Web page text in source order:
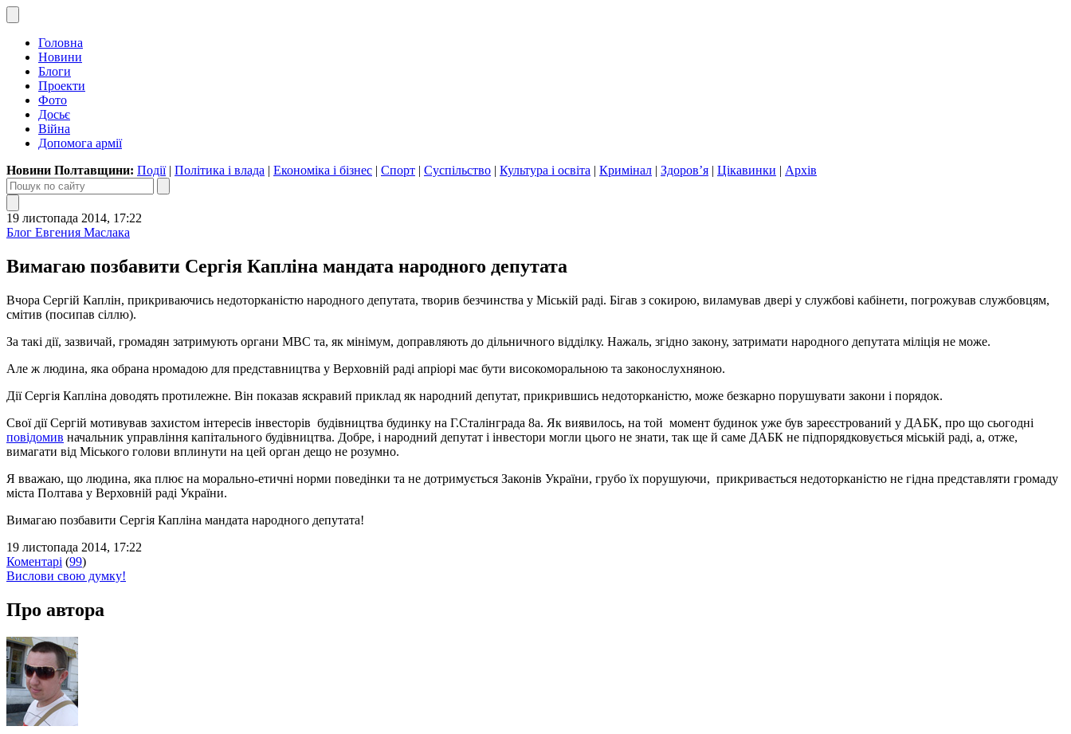
Головна
Новини
Блоги
Проекти
Фото
Досьє
Війна
Допомога армії
Новини Полтавщини: Події| Політика і влада | Економіка і бізнес | Спорт | Суспільство | Культура і освіта | Кримінал | Здоров’я | Цікавинки | Архів
19 листопада 2014, 17:22
Блог Евгения Маслака
Вимагаю позбавити Сергія Капліна мандата народного депутата
Вчора Сергій Каплін, прикриваючись недоторканістю народного депутата, творив безчинства у Міській раді. Бігав з сокирою, виламував двері у службові кабінети, погрожував службовцям,
смітив (посипав сіллю).
За такі дії, зазвичай, громадян затримують органи МВС та, як мінімум, доправляють до дільничного відділку. Нажаль, згідно закону, затримати народного депутата міліція не може.
Але ж людина, яка обрана нромадою для представництва у Верховній раді апріорі має бути високоморальною та законослухняною.
Дії Сергія Капліна доводять протилежне. Він показав яскравий приклад як народний депутат, прикрившись недоторканістю, може безкарно порушувати закони і порядок.
Свої дії Сергій мотивував захистом інтересів інвесторів будівництва будинку на Г.Сталінграда 8а. Як виявилось, на той момент будинок уже був зареєстрований у ДАБК, про що сьогодні
повідомив начальник управління капітального будівництва. Добре, і народний депутат і інвестори могли цього не знати, так ще й саме ДАБК не підпорядковується міській раді, а, отже,
вимагати від Міського голови вплинути на цей орган дещо не розумно.
Я вважаю, що людина, яка плює на морально-етичні норми поведінки та не дотримується Законів України, грубо їх порушуючи, прикривається недоторканістю не гідна представляти громаду
міста Полтава у Верховній раді України.
Вимагаю позбавити Сергія Капліна мандата народного депутата!
19 листопада 2014, 17:22
Коментарі (99)
Вислови свою думку!
Про автора